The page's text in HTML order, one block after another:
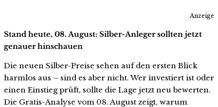
Anzeige
Stand heute, 08. August: Silber-Anleger sollten jetzt
genauer hinschauen
Die neuen Silber-Preise sehen auf den ersten Blick
harmlos aus – sind es aber nicht. Wer investiert ist oder
einen Einstieg prüft, sollte die Lage jetzt neu bewerten.
Die Gratis-Analyse vom 08. August zeigt, warum